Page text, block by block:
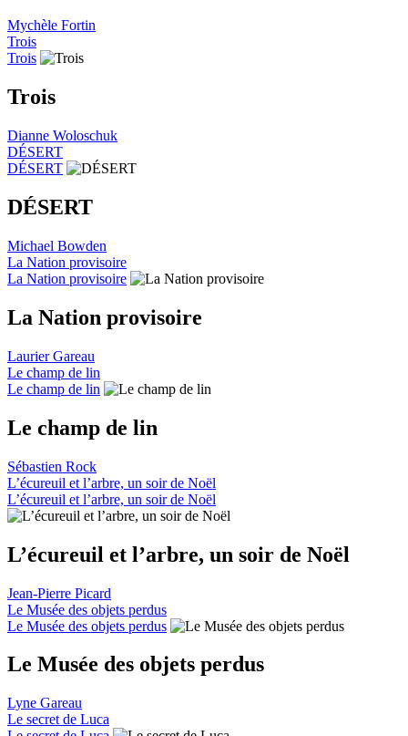
Mychèle Fortin
Trois
Trois
Trois
Dianne Woloschuk
DÉSERT
DÉSERT
DÉSERT
Michael Bowden
La Nation provisoire
La Nation provisoire
La Nation provisoire
Laurier Gareau
Le champ de lin
Le champ de lin
Le champ de lin
Sébastien Rock
L’écureuil et l’arbre, un soir de Noël
L’écureuil et l’arbre, un soir de Noël
L’écureuil et l’arbre, un soir de Noël
Jean-Pierre Picard
Le Musée des objets perdus
Le Musée des objets perdus
Le Musée des objets perdus
Lyne Gareau
Le secret de Luca